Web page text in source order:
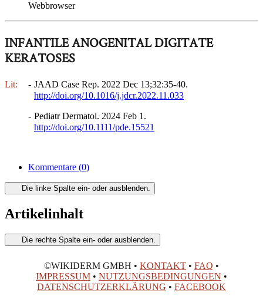
Webbrowser
INFANTILE ANOGENITAL DIGITATE
KERATOSES
Lit: - JAAD Case Rep. 2022 Dec 13;32:35-40.
http://doi.org/10.1016/j.jdcr.2022.11.033
- Pediatr Dermatol. 2024 Feb 1.
http://doi.org/10.1111/pde.15521
Kommentare (0)
Die linke Spalte ein- oder ausblenden.
Artikelinhalt
Die rechte Spalte ein- oder ausblenden.
©WIKIDERM GMBH • KONTAKT • FAQ •
IMPRESSUM • NUTZUNGSBEDINGUNGEN •
DATENSCHUTZERKLÄRUNG • FACEBOOK